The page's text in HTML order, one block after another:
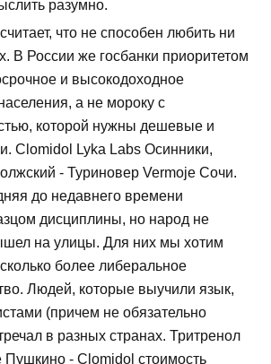
разумно.
что не способен любить ни
В России же госбанки приоритетом
и высокодоходное
а не мороку с
которой нужны дешевые и
Clomidol Lyka Labs Осинники,
- Туриновер Vermoje Сочи.
до недавнего времени
дисциплины, но народ не
на улицы. Для них мы хотим
более либеральное
Людей, которые выучили язык,
(причем не обязательно
в разных странах. Тритренол
Пушкино - Clomidol стоимость